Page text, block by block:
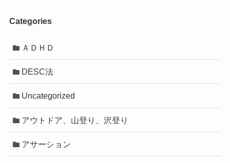
Categories
ＡＤＨＤ
DESC法
Uncategorized
アウトドア、山登り、沢登り
アサーション